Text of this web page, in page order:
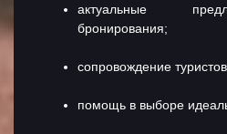
актуальные
бронирования;
сопровождение
помощь в выборе